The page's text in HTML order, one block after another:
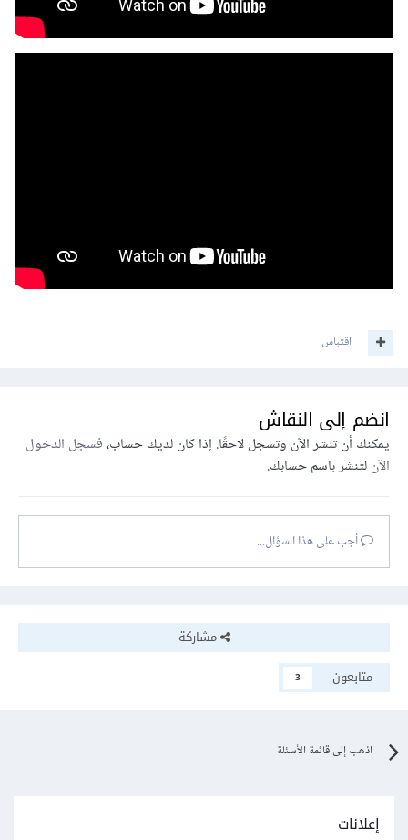
اقتباس
انضم إلى النقاش
يمكنك أن تنشر الآن وتسجل لاحقًا. إذا كان لديك حساب،فسجل الدخول
الآنلتنشر باسم حسابك.
أجب على هذا السؤال...
مشاركة
متابعون
3
اذهب إلى قائمة الأسئلة
إعلانات